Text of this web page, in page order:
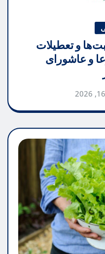
با مناسبت‌ها و تعطیلات
و عاشورای